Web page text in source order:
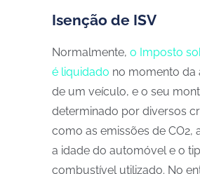
Isenção de ISV
Normalmente, o Imposto
é liquidado no momento da
de um veículo, e o seu
determinado por diversos
como as emissões de CO2,
a idade do automóvel e o
combustível utilizado. No